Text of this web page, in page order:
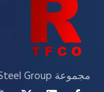
مجموعة Tianjin Friend Steel Group